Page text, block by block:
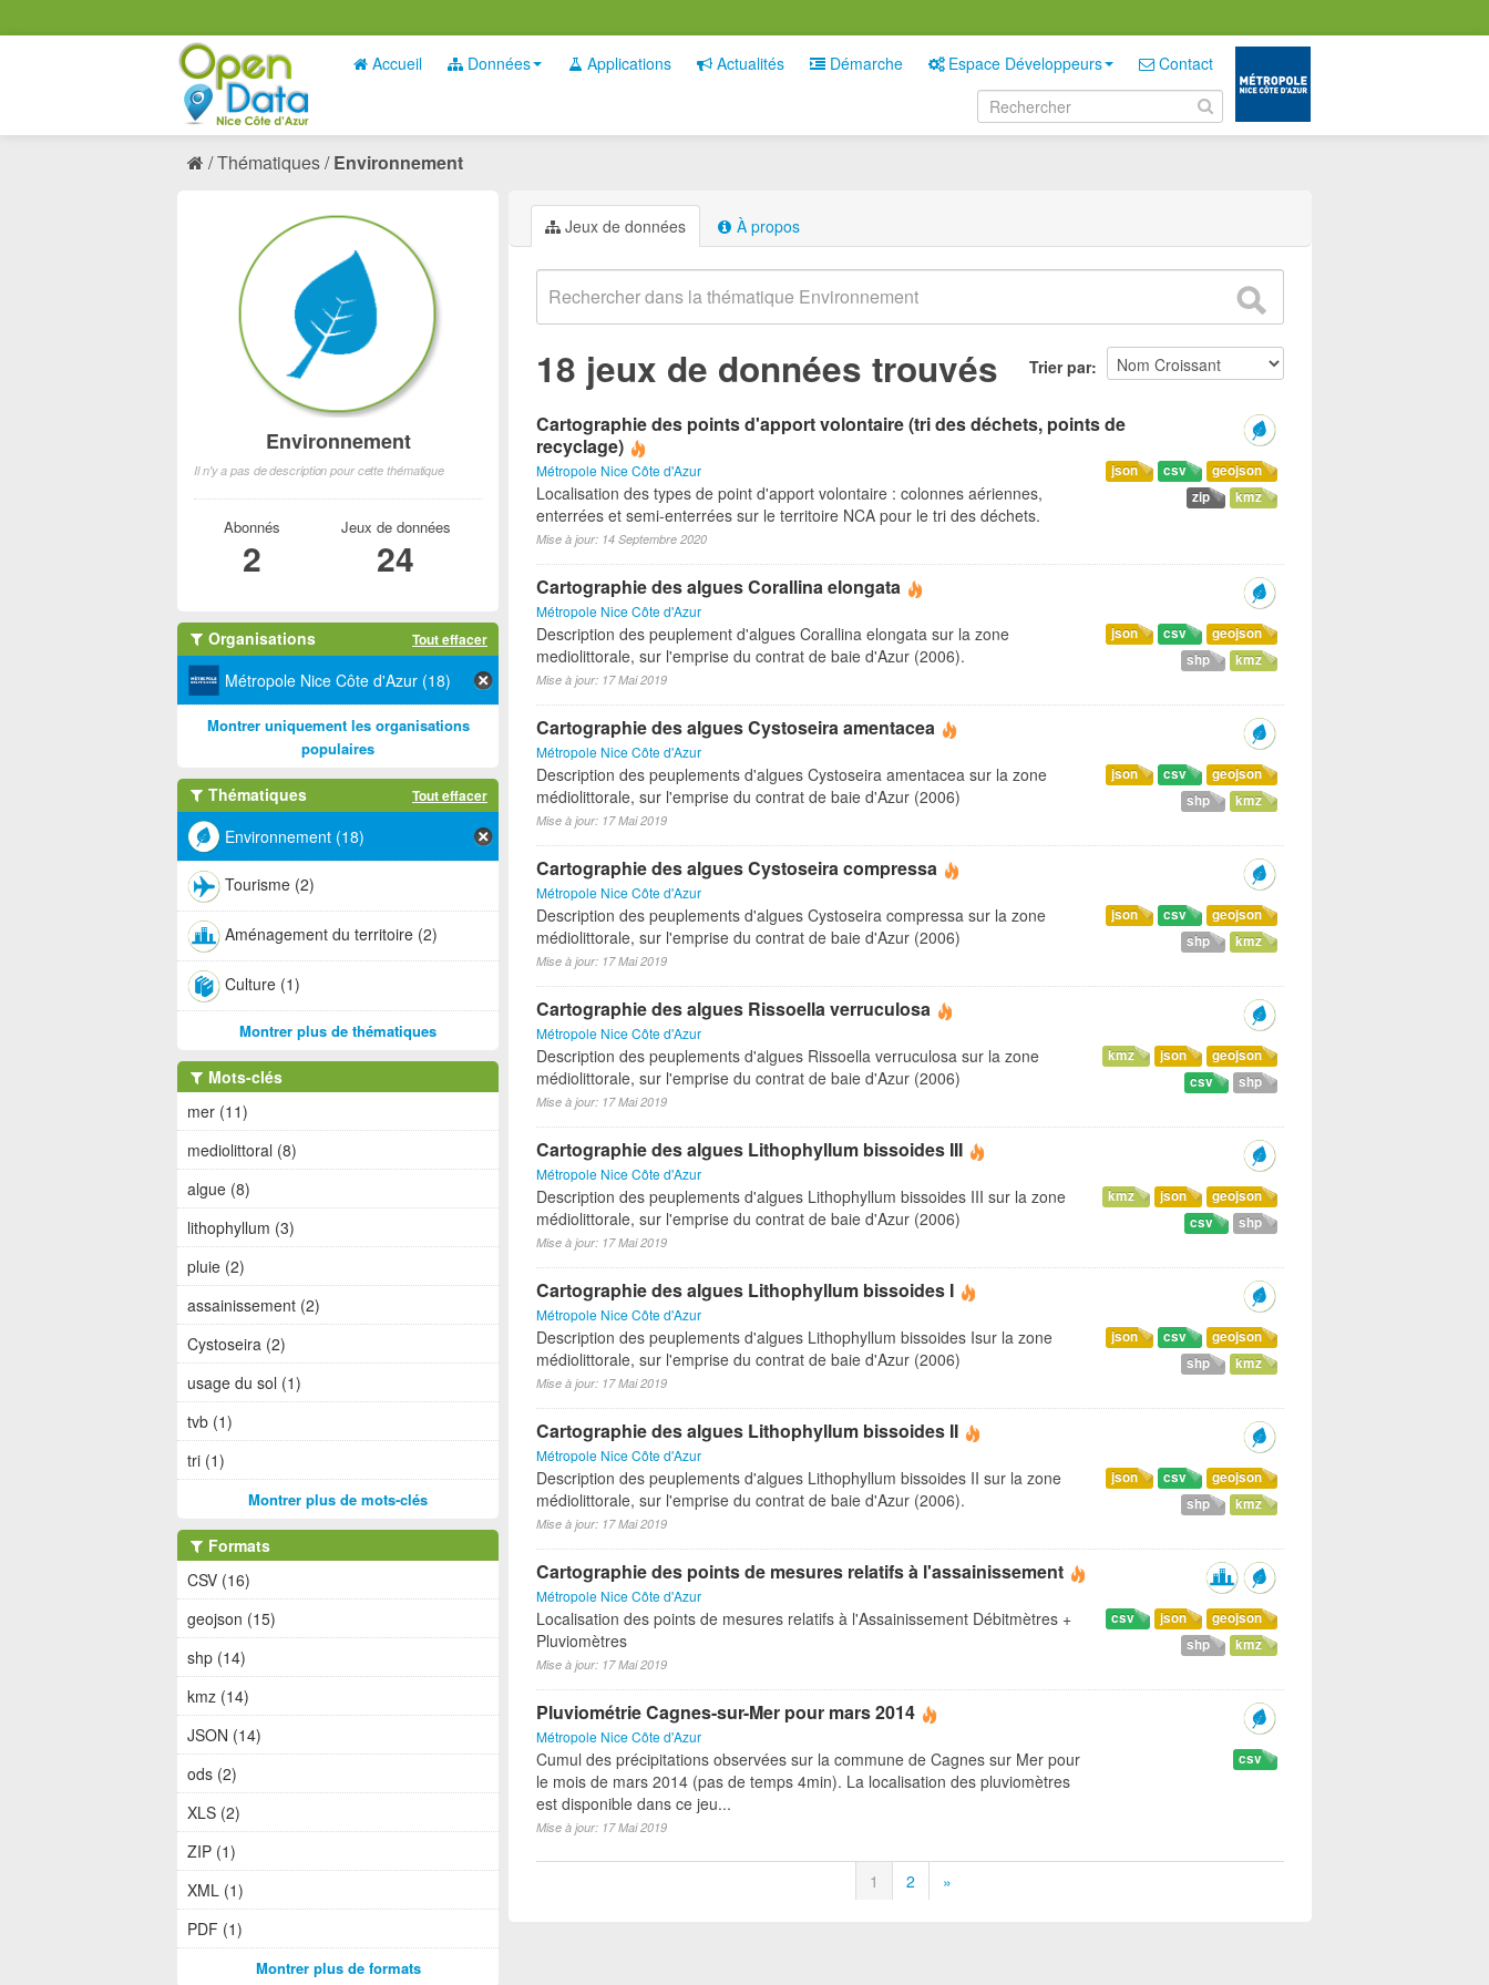
Accueil Données Applications Actualités Démarche Espace Développeurs Contact
Thématiques Environnement
Jeux de données À propos
Trier par
18 jeux de données trouvés
Cartographie des points d'apport volontaire (tri des déchets, points de
recyclage)
Métropole Nice Côte d'Azur geojson
csv
json
kmz
zip
Localisation des types de point d'apport volontaire : colonnes aériennes,
enterrées et semi-enterrées sur le territoire NCA pour le tri des déchets.
Mise à jour: 14 Septembre 2020
Cartographie des algues Corallina elongata
Métropole Nice Côte d'Azur
geojson
csv
json
kmz
shp
Description des peuplement d'algues Corallina elongata sur la zone
mediolittorale, sur l'emprise du contrat de baie d'Azur (2006).
Mise à jour: 17 Mai 2019
Cartographie des algues Cystoseira amentacea
Métropole Nice Côte d'Azur
geojson
csv
json
kmz
shp
Description des peuplements d'algues Cystoseira amentacea sur la zone
médiolittorale, sur l'emprise du contrat de baie d'Azur (2006)
Mise à jour: 17 Mai 2019
Cartographie des algues Cystoseira compressa
Métropole Nice Côte d'Azur
geojson
csv
json
kmz
shp
Description des peuplements d'algues Cystoseira compressa sur la zone
médiolittorale, sur l'emprise du contrat de baie d'Azur (2006)
Mise à jour: 17 Mai 2019
Cartographie des algues Rissoella verruculosa
Métropole Nice Côte d'Azur
geojson
json
kmz
shp
csv
Description des peuplements d'algues Rissoella verruculosa sur la zone
médiolittorale, sur l'emprise du contrat de baie d'Azur (2006)
Mise à jour: 17 Mai 2019
Cartographie des algues Lithophyllum bissoides III
Métropole Nice Côte d'Azur
geojson
json
kmz
shp
csv
Description des peuplements d'algues Lithophyllum bissoides III sur la zone
médiolittorale, sur l'emprise du contrat de baie d'Azur (2006)
Mise à jour: 17 Mai 2019
Cartographie des algues Lithophyllum bissoides I
Métropole Nice Côte d'Azur
geojson
csv
json
kmz
shp
Description des peuplements d'algues Lithophyllum bissoides Isur la zone
médiolittorale, sur l'emprise du contrat de baie d'Azur (2006)
Mise à jour: 17 Mai 2019
Cartographie des algues Lithophyllum bissoides II
Métropole Nice Côte d'Azur
geojson
csv
json
kmz
shp
Description des peuplements d'algues Lithophyllum bissoides II sur la zone
médiolittorale, sur l'emprise du contrat de baie d'Azur (2006).
Mise à jour: 17 Mai 2019
Cartographie des points de mesures relatifs à l'assainissement
Métropole Nice Côte d'Azur
geojson
json
csv
kmz
shp
Localisation des points de mesures relatifs à l'Assainissement Débitmètres +
Pluviomètres
Mise à jour: 17 Mai 2019
Pluviométrie Cagnes-sur-Mer pour mars 2014
Métropole Nice Côte d'Azur
csv
Cumul des précipitations observées sur la commune de Cagnes sur Mer pour
le mois de mars 2014 (pas de temps 4min). La localisation des pluviomètres
est disponible dans ce jeu...
Mise à jour: 17 Mai 2019
1 2 »
Environnement
Il n'y a pas de description pour cette thématique
Abonnés
2
Jeux de données
24
Organisations Tout effacer
Métropole Nice Côte d'Azur (18)
Montrer uniquement les organisations
populaires
Thématiques Tout effacer
Environnement (18)
Tourisme (2)
Aménagement du territoire (2)
Culture (1)
Montrer plus de thématiques
Mots-clés
mer (11)
mediolittoral (8)
algue (8)
lithophyllum (3)
pluie (2)
assainissement (2)
Cystoseira (2)
usage du sol (1)
tvb (1)
tri (1)
Montrer plus de mots-clés
Formats
CSV (16)
geojson (15)
shp (14)
kmz (14)
JSON (14)
ods (2)
XLS (2)
ZIP (1)
XML (1)
PDF (1)
Montrer plus de formats